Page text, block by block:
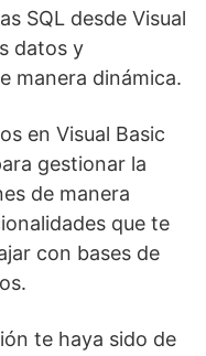
SQL desde Visual
datos y
manera dinámica.
en Visual Basic
gestionar la
de manera
que te
con bases de
te haya sido de